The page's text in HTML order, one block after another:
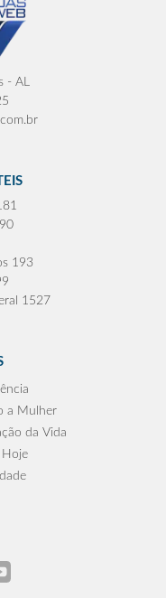
- AL
193
1527
a Mulher
da Vida
Hoje